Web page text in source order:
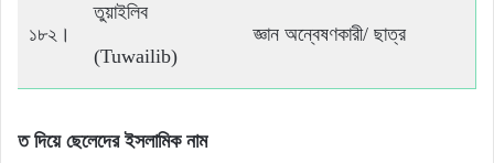
১৮২।
তুয়াইলিব
(Tuwailib)
জ্ঞান অন্বেষণকারী/ ছাত্র
ত দিয়ে ছেলেদের ইসলামিক নাম